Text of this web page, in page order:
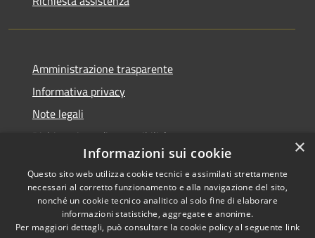
Amministrazione trasparente
Informativa privacy
Note legali
Dichiarazione di accessibilità
Accessibilità
Copyright © 2025 •
Comune di Castelfranco
×
Informazioni sui cookie
Questo sito web utilizza cookie tecnici e assimilati strettamente
necessari al corretto funzionamento e alla navigazione del sito,
nonché un cookie tecnico analitico al solo fine di elaborare
informazioni statistiche, aggregate e anonime.
Per maggiori dettagli, può consultare la cookie policy al seguente link